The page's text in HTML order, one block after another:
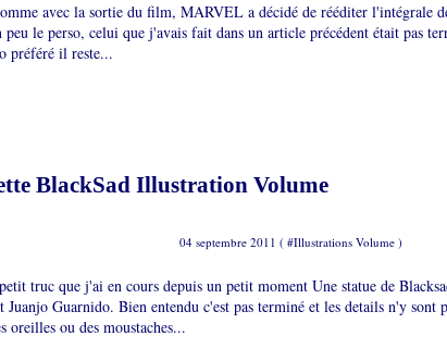
avec la sortie du film, MARVEL a décidé de rééditer l'intégrale
peu le perso, celui que j'avais fait dans un article précédent était pas
préféré il reste...
BlackSad Illustration Volume
04 septembre 2011 ( #Illustrations Volume)
truc que j'ai en cours depuis un petit moment Une statue de
Juanjo Guarnido. Bien entendu c'est pas terminé et les details n'y sont
oreilles ou des moustaches...